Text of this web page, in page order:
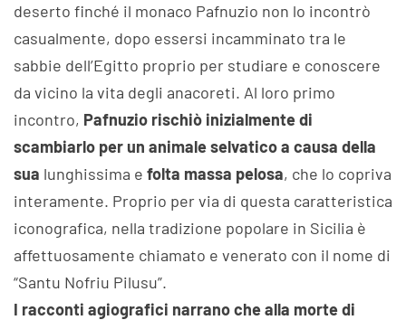
deserto finché il monaco Pafnuzio non lo incontrò
casualmente, dopo essersi incamminato tra le
sabbie dell’Egitto proprio per studiare e conoscere
da vicino la vita degli anacoreti. Al loro primo
incontro, Pafnuzio rischiò inizialmente di
scambiarlo per un animale selvatico a causa della
sua lunghissima e folta massa pelosa, che lo copriva
interamente. Proprio per via di questa caratteristica
iconografica, nella tradizione popolare in Sicilia è
affettuosamente chiamato e venerato con il nome di
“Santu Nofriu Pilusu”.
I racconti agiografici narrano che alla morte di